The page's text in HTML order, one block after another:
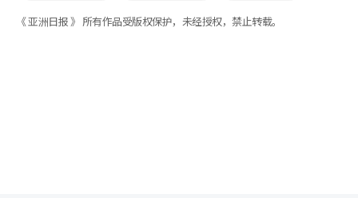
《 亚洲日报 》 所有作品受版权保护，未经授权，禁止转载。